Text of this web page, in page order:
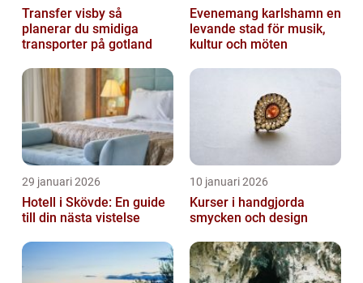
Transfer visby så
planerar du smidiga
transporter på gotland
Evenemang karlshamn en
levande stad för musik,
kultur och möten
29 januari 2026
Hotell i Skövde: En guide
till din nästa vistelse
10 januari 2026
Kurser i handgjorda
smycken och design